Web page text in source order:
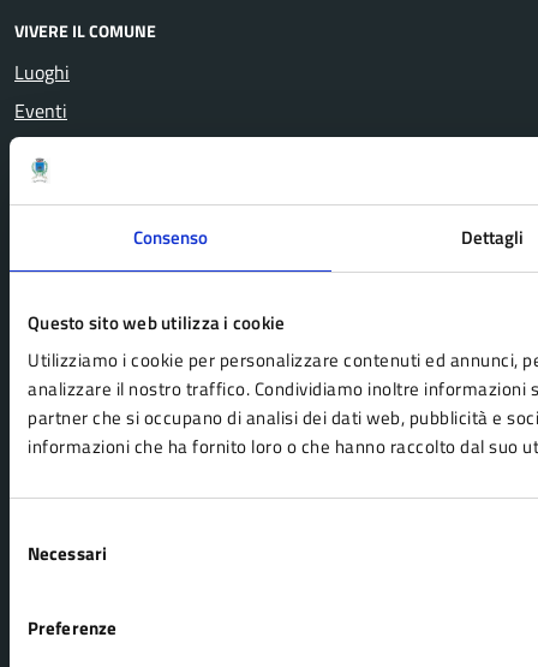
Consenso Dettagli
Questo sito web utilizza i cookie
Utilizziamo i cookie per personalizzare contenuti ed annunci,
analizzare il nostro traffico. Condividiamo inoltre informazioni
partner che si occupano di analisi dei dati web, pubblicità e
informazioni che ha fornito loro o che hanno raccolto dal suo
delNecessari
Preferenze
VIVERE IL COMUNE
Luoghi
Eventi
CONTATTI
Comune di Pavullo
Piazza Montecuccoli 1 – 41026
Codice fiscale / P.IVA: 00223910365
Ufficio Relazioni con il Pubblico
Tel: 0536/29911
Fax 0536/29961
Posta Elettronica Certificata
Segnalazione disservizio
Richiesta d'assistenza